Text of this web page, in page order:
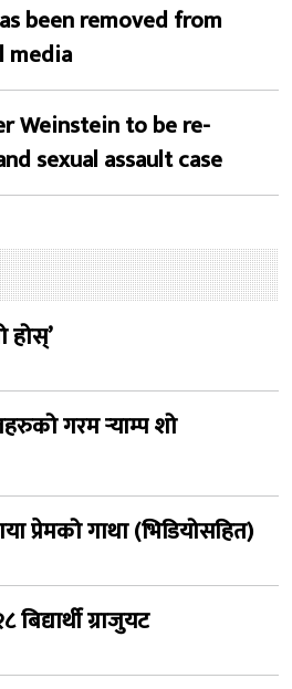
been removed from
media
Weinstein to be re-
sexual assault case
होस्’
गरम र्‍याम्प शो
प्रेमको गाथा (भिडियोसहित)
ग्राजुयट